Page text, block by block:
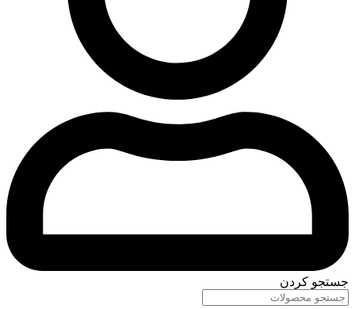
جستجو کردن